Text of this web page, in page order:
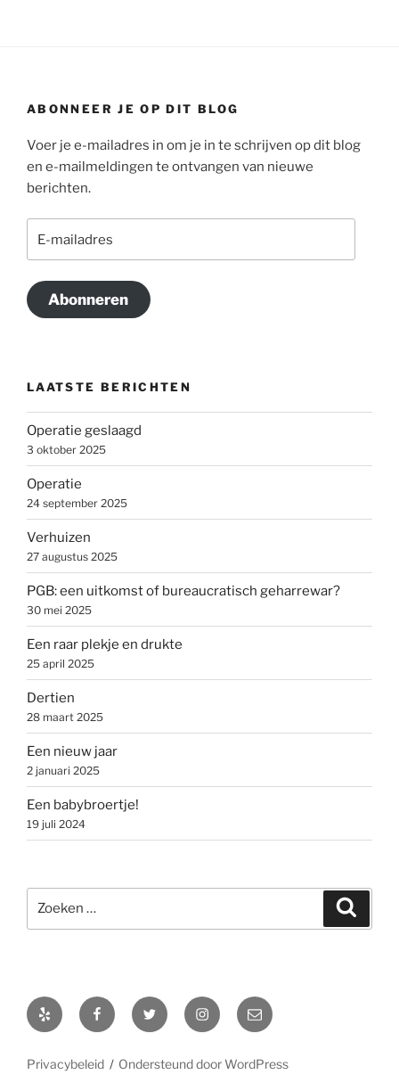
ABONNEER JE OP DIT BLOG
Voer je e-mailadres in om je in te schrijven op dit blog
en e-mailmeldingen te ontvangen van nieuwe
berichten.
mailadres
Abonneren
LAATSTE BERICHTEN
Operatie geslaagd
3 oktober 2025
Operatie
24 september 2025
Verhuizen
27 augustus 2025
PGB: een uitkomst of bureaucratisch geharrewar?
30 mei 2025
Een raar plekje en drukte
25 april 2025
Dertien
28 maart 2025
Een nieuw jaar
2 januari 2025
Een babybroertje!
19 juli 2024
naar:
Yelp FacebookTwitter Instagram
E-
mail
Privacybeleid Ondersteund door WordPress